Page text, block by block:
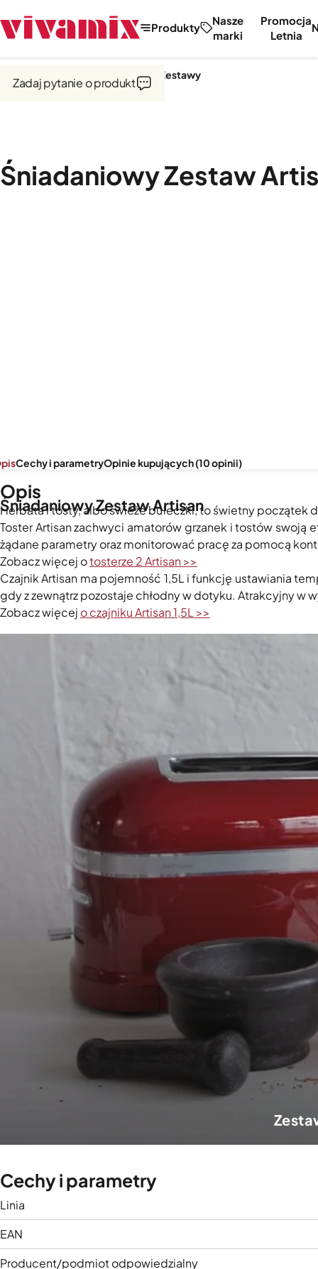
Produkty
Nasze
marki
Promocja
Letnia
Czajniki i tostery Zestawy
Śniadaniowy Zestaw
Zadaj pytanie o produkt
Śniadaniowy Zestaw Artisan
Cechy i parametryOpinie kupujących (10 opinii)
Opis
Herbata i tosty, albo świeże bułeczki, to świetny początek
Toster Artisan zachwyci amatorów grzanek i tostów
żądane parametry oraz monitorować pracę za pomocą
Zobacz więcej otosterze 2 Artisan >>
Czajnik Artisan ma pojemność 1,5L i funkcję ustawiania
gdy z zewnątrz pozostaje chłodny w dotyku. Atrakcyjny
Zobacz więcej o czajniku Artisan 1,5L >>
Cechy i parametry
Linia
EAN
Producent/podmiot odpowiedzialny